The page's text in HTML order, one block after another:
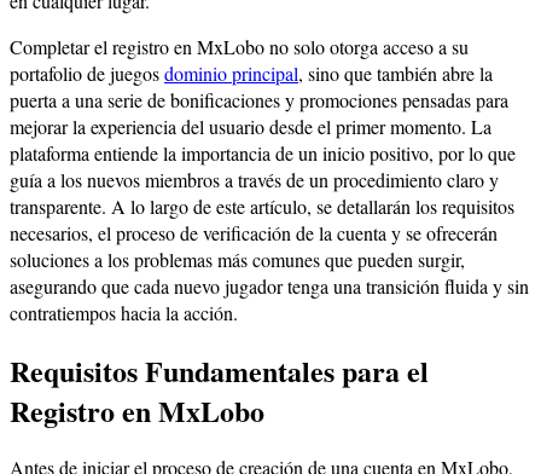
Completar el registro en MxLobo no solo otorga acceso a su
portafolio de juegosdominio principal, sino que también abre la
puerta a una serie de bonificaciones y promociones pensadas para
mejorar la experiencia del usuario desde el primer momento. La
plataforma entiende la importancia de un inicio positivo, por lo que
guía a los nuevos miembros a través de un procedimiento claro y
transparente. A lo largo de este artículo, se detallarán los requisitos
necesarios, el proceso de verificación de la cuenta y se ofrecerán
soluciones a los problemas más comunes que pueden surgir,
asegurando que cada nuevo jugador tenga una transición fluida y sin
contratiempos hacia la acción.
Requisitos Fundamentales para el
Registro en MxLobo
Antes de iniciar el proceso de creación de una cuenta en MxLobo,